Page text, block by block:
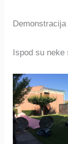
Ispod su neke